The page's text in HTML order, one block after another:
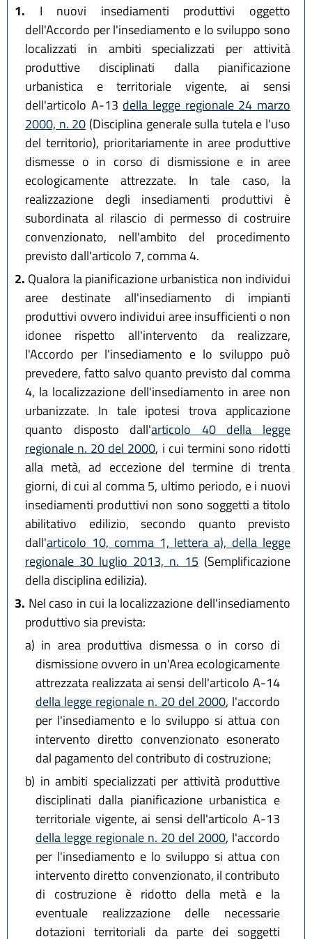
1. I nuovi insediamenti produttivi oggetto
dell'Accordo per l'insediamento e lo sviluppo sono
localizzati in ambiti specializzati per attività
produttive disciplinati dalla pianificazione
urbanistica e territoriale vigente, ai sensi
dell'articolo A-13 della legge regionale 24 marzo
2000, n. 20 (Disciplina generale sulla tutela e l'uso
del territorio), prioritariamente in aree produttive
dismesse o in corso di dismissione e in aree
ecologicamente attrezzate. In tale caso, la
realizzazione degli insediamenti produttivi è
subordinata al rilascio di permesso di costruire
convenzionato, nell'ambito del procedimento
previsto dall'articolo 7, comma 4.
2. Qualora la pianificazione urbanistica non individui
aree destinate all'insediamento di impianti
produttivi ovvero individui aree insufficienti o non
idonee rispetto all'intervento da realizzare,
l'Accordo per l'insediamento e lo sviluppo può
prevedere, fatto salvo quanto previsto dal comma
4, la localizzazione dell'insediamento in aree non
urbanizzate. In tale ipotesi trova applicazione
quanto disposto dall'articolo 40 della legge
regionale n. 20 del 2000, i cui termini sono ridotti
alla metà, ad eccezione del termine di trenta
giorni, di cui al comma 5, ultimo periodo, e i nuovi
insediamenti produttivi non sono soggetti a titolo
abilitativo edilizio, secondo quanto previsto
dall'articolo 10, comma 1, lettera a), della legge
regionale 30 luglio 2013, n. 15 (Semplificazione
della disciplina edilizia).
3. Nel caso in cui la localizzazione dell'insediamento
produttivo sia prevista:
a) in area produttiva dismessa o in corso di
dismissione ovvero in un'Area ecologicamente
attrezzata realizzata ai sensi dell'articolo A-14
della legge regionale n. 20 del 2000, l'accordo
per l'insediamento e lo sviluppo si attua con
intervento diretto convenzionato esonerato
dal pagamento del contributo di costruzione;
b) in ambiti specializzati per attività produttive
disciplinati dalla pianificazione urbanistica e
territoriale vigente, ai sensi dell'articolo A-13
della legge regionale n. 20 del 2000, l'accordo
per l'insediamento e lo sviluppo si attua con
intervento diretto convenzionato, il contributo
di costruzione è ridotto della metà e la
eventuale realizzazione delle necessarie
dotazioni territoriali da parte dei soggetti